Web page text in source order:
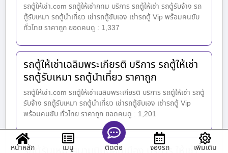
รถตู้ให้เช่า.com รถตู้ให้เช่ากทม บริการ รถตู้ให้เช่า รถตู้รับจ้าง รถ
ตู้รับเหมา รถตู้นำเที่ยว เช่ารถตู้ขับเอง เช่ารถตู้ Vip พร้อมคนขับ
ทั่วไทย ราคาถูก ยอดคนดู : 1,337
รถตู้ให้เช่าเฉลิมพระเกียรติ บริการ รถตู้ให้เช่า
รถตู้รับเหมา รถตู้นำเที่ยว ราคาถูก
รถตู้ให้เช่า.com รถตู้ให้เช่าเฉลิมพระเกียรติ บริการ รถตู้ให้เช่า รถตู้
รับจ้าง รถตู้รับเหมา รถตู้นำเที่ยว เช่ารถตู้ขับเอง เช่ารถตู้ Vip
พร้อมคนขับ ทั่วไทย ราคาถูก ยอดคนดู : 1,201
หน้าหลัก เมนู ติดต่อ จองรถ เพิ่มเติม